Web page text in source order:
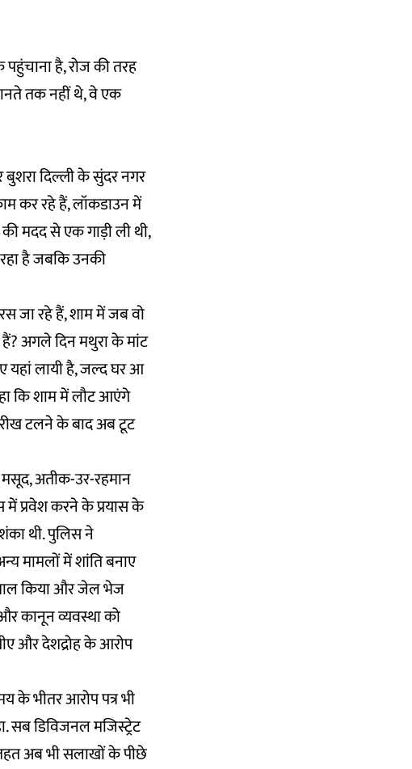
है, रोज की तरह
तक नहीं थे, वे एक
दिल्ली के सुंदर नगर
कर रहे हैं, लॉकडाउन में
की मदद से एक गाड़ी ली थी,
है जबकि उनकी
जा रहे हैं, शाम में जब वो
अगले दिन मथुरा के मांट
यहां लायी है, जल्द घर आ
कि शाम में लौट आएंगे
टलने के बाद अब टूट
अतीक-उर-रहमान
प्रवेश करने के प्रयास के
थी. पुलिस ने
मामलों में शांति बनाए
किया और जेल भेज
कानून व्यवस्था को
और देशद्रोह के आरोप
के भीतर आरोप पत्र भी
सब डिविजनल मजिस्ट्रेट
अब भी सलाखों के पीछे